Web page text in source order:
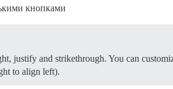
кнопками
justify and strikethrough. You can
to align left).